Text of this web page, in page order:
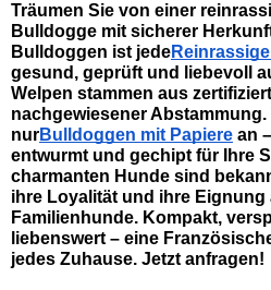
Träumen Sie von einer
Bulldogge mit sicherer
Bulldoggen ist jede
gesund, geprüft und liebevoll
Welpen stammen aus
nachgewiesener Abstammung.
nurBulldoggen mit Papiere an
entwurmt und gechipt für Ihre
charmanten Hunde sind
ihre Loyalität und ihre Eignung
Familienhunde. Kompakt,
liebenswert – eine
jedes Zuhause. Jetzt anfragen!